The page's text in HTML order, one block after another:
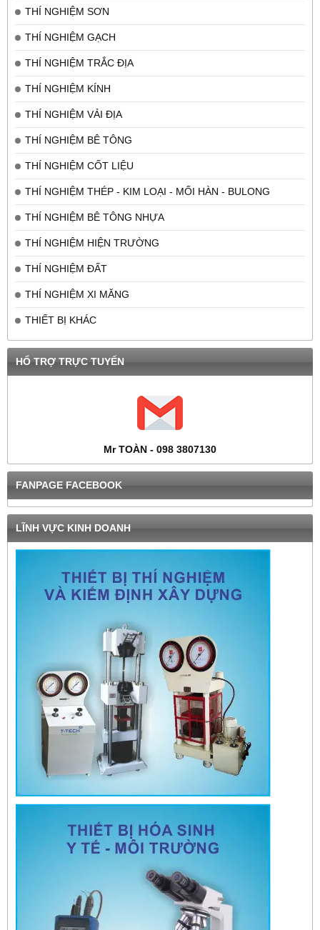
THÍ NGHIỆM SƠN
THÍ NGHIỆM GẠCH
THÍ NGHIỆM TRẮC ĐỊA
THÍ NGHIỆM KÍNH
THÍ NGHIỆM VẢI ĐỊA
THÍ NGHIỆM BÊ TÔNG
THÍ NGHIỆM CỐT LIỆU
THÍ NGHIỆM THÉP - KIM LOẠI - MỐI HÀN - BULONG
THÍ NGHIỆM BÊ TÔNG NHỰA
THÍ NGHIỆM HIỆN TRƯỜNG
THÍ NGHIỆM ĐẤT
THÍ NGHIỆM XI MĂNG
THIẾT BỊ KHÁC
HỔ TRỢ TRỰC TUYẾN
Mr TOÀN - 098 3807130
FANPAGE FACEBOOK
LĨNH VỰC KINH DOANH